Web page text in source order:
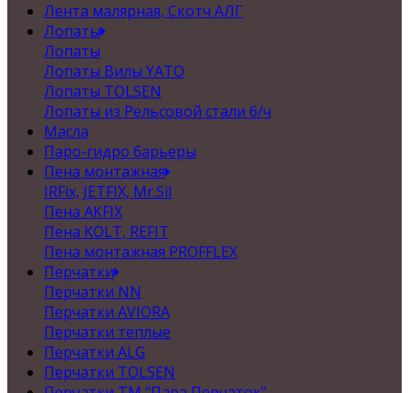
Лента малярная, Скотч АЛГ
Лопаты
Лопаты
Лопаты Вилы YATO
Лопаты TOLSEN
Лопаты из Рельсовой стали б/ч
Масла
Паро-гидро барьеры
Пена монтажная
IRFix, JETFIX, Mr.Sil
Пена AKFIX
Пена KOLT, REFIT
Пена монтажная PROFFLEX
Перчатки
Перчатки NN
Перчатки AVIORA
Перчатки теплые
Перчатки ALG
Перчатки TOLSEN